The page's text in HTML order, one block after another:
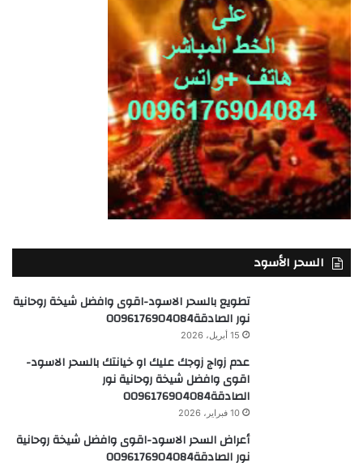
السحر الأسود
تطويع بالسحر الاسود-اقوى وافضل شيخة روحانية
نور الصادقة0096176904084
15 أبريل، 2026
عدم زواج زوجك عليك او خيانتك بالسحر الاسود-
اقوى وافضل شيخة روحانية نور
الصادقة0096176904084
10 فبراير، 2026
أعراض السحر الاسود-اقوى وافضل شيخة روحانية
نور الصادقة0096176904084